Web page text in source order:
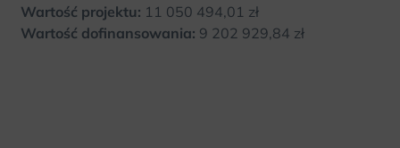
Wartość projektu: 11 050 494,01 zł
Wartość dofinansowania: 9 202 929,84 zł